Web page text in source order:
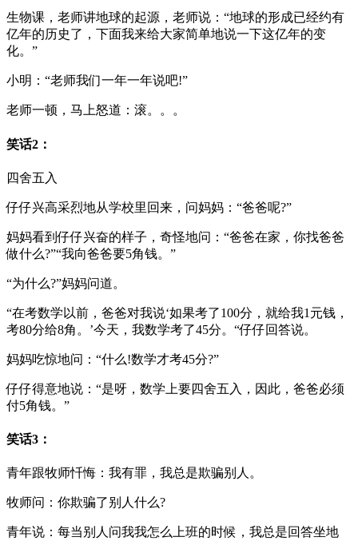
生物课，老师讲地球的起源，老师说：“地球的形成已经约有
亿年的历史了，下面我来给大家简单地说一下这亿年的变
化。”
小明：“老师我们一年一年说吧!”
老师一顿，马上怒道：滚。。。
笑话2：
四舍五入
仔仔兴高采烈地从学校里回来，问妈妈：“爸爸呢?”
妈妈看到仔仔兴奋的样子，奇怪地问：“爸爸在家，你找爸爸
做什么?”“我向爸爸要5角钱。”
“为什么?”妈妈问道。
“在考数学以前，爸爸对我说‘如果考了100分，就给我1元钱，
考80分给8角。’今天，我数学考了45分。“仔仔回答说。
妈妈吃惊地问：“什么!数学才考45分?”
仔仔得意地说：“是呀，数学上要四舍五入，因此，爸爸必须
付5角钱。”
笑话3：
青年跟牧师忏悔：我有罪，我总是欺骗别人。
牧师问：你欺骗了别人什么?
青年说：每当别人问我我怎么上班的时候，我总是回答坐地